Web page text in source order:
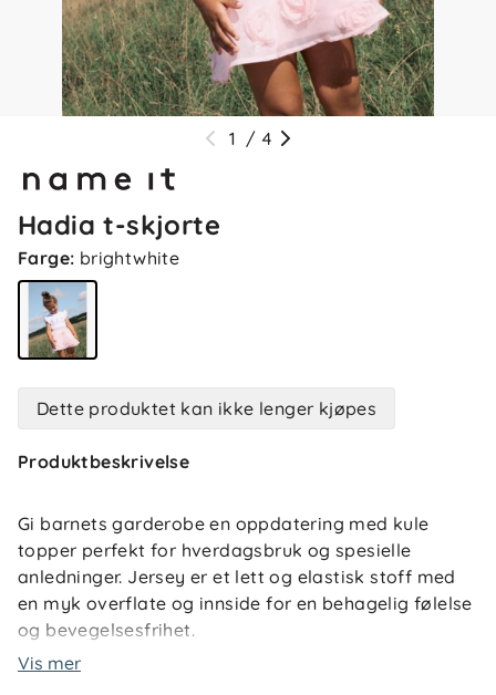
1 / 4
Hadia t-skjorte
Farge: brightwhite
Dette produktet kan ikke lenger kjøpes
Produktbeskrivelse
Gi barnets garderobe en oppdatering med kule
topper perfekt for hverdagsbruk og spesielle
anledninger. Jersey er et lett og elastisk stoff med
en myk overflate og innside for en behagelig følelse
og bevegelsesfrihet.
Vis mer